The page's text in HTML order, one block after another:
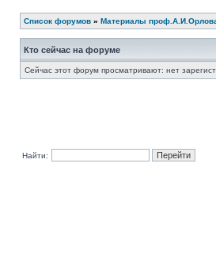
Список форумов » Материалы
Кто сейчас на форуме
Сейчас этот форум просматривают: нет
Найти: